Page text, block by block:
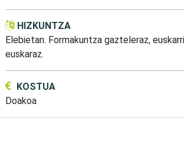
HIZKUNTZA
Elebietan. Formakuntza gazteleraz,
euskaraz.
KOSTUA
Doakoa